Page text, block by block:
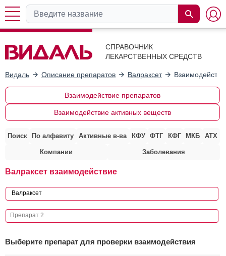
СПРАВОЧНИК
ЛЕКАРСТВЕННЫХ СРЕДСТВ
Видаль Описание препаратов Валраксет
Взаимодействие препаратов
Взаимодействие активных веществ
Поиск По алфавиту Активные в-ва КФУ ФТГ КФГ МКБ АТХ
Компании Заболевания
Валраксет взаимодействие
Выберите препарат для проверки взаимодействия